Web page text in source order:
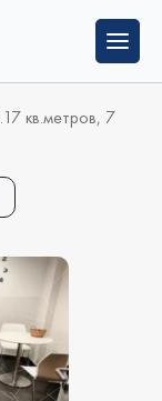
кв.метров, 7